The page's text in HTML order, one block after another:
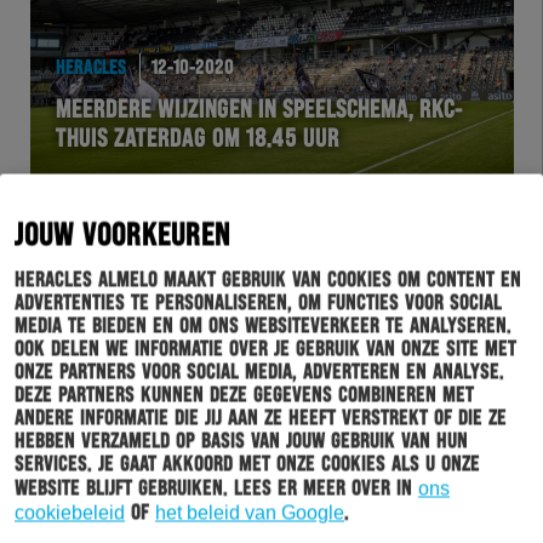
JOUW VOORKEUREN
Heracles Almelo maakt gebruik van cookies om content en
advertenties te personaliseren, om functies voor social
media te bieden en om ons websiteverkeer te analyseren.
Ook delen we informatie over je gebruik van onze site met
onze partners voor social media, adverteren en analyse.
Deze partners kunnen deze gegevens combineren met
andere informatie die jij aan ze heeft verstrekt of die ze
hebben verzameld op basis van jouw gebruik van hun
services. Je gaat akkoord met onze cookies als u onze
website blijft gebruiken. Lees er meer over in ons
cookiebeleid of het beleid van Google.
HERACLES 12-10-2020
MEERDERE WIJZINGEN IN SPEELSCHEMA, RKC-
THUIS ZATERDAG OM 18.45 UUR
BUSINESSCLUB 12-10-2020
ERVAAR DE VOORDELEN VAN LED-BOARDING